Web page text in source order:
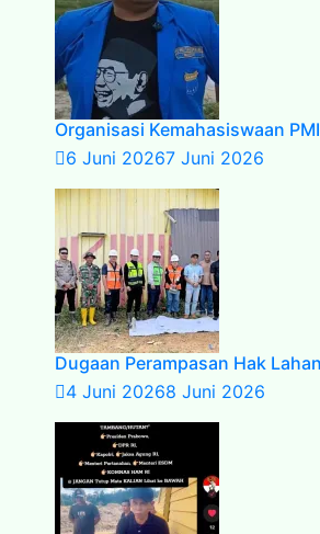
Organisasi Kemahasiswaan
6 Juni 20267 Juni 2026
Dugaan Perampasan Hak
4 Juni 20268 Juni 2026